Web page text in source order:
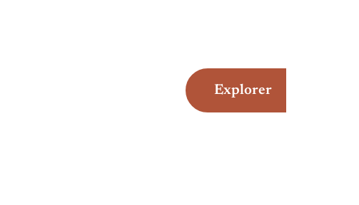
Explorer